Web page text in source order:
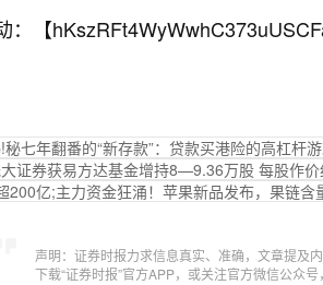
：【
秘七年翻番的“新存款”：贷款买港险的高杠杆
证券获易方达基金增持8—9.36万股 每股作
200亿;主力资金狂涌！苹果新品发布，果链
声明：证券时报力求信息真实、准确，文章提及
下载“证券时报”官方APP，或关注官方微信公众